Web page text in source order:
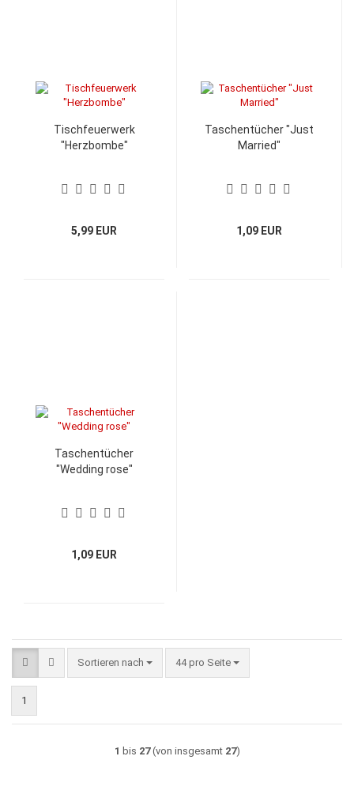
Tischfeuerwerk
"Herzbombe"
5,99 EUR
Taschentücher "Just
Married"
1,09 EUR
Taschentücher
"Wedding rose"
1,09 EUR
Sortieren nach
Sortieren nach 44 pro Seite
pro Seite
1
1 bis 27(von insgesamt 27)